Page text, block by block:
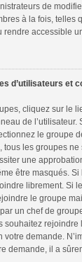
de
à la fois, telles
accessible
d’utilisateurs et
cliquez sur le
de l’utilisateur.
le groupe
tous les groupes ne
une
être masqués.
librement. Si
le groupe
un chef de
souhaitez rejoindre
votre demande.
demande, il a